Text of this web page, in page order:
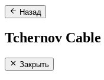
Назад
Tchernov Cable
Закрыть